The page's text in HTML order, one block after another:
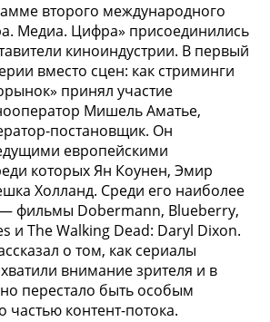
второго международного
Медиа. Цифра» присоединились
киноиндустрии. В первый
вместо сцен: как стриминги
принял участие
Мишель Аматье,
постановщик. Он
европейскими
которых Ян Коунен, Эмир
Холланд. Среди его наиболее
фильмы Dobermann, Blueberry,
и The Walking Dead: Daryl Dixon.
о том, как сериалы
внимание зрителя и в
перестало быть особым
частью контент-потока.